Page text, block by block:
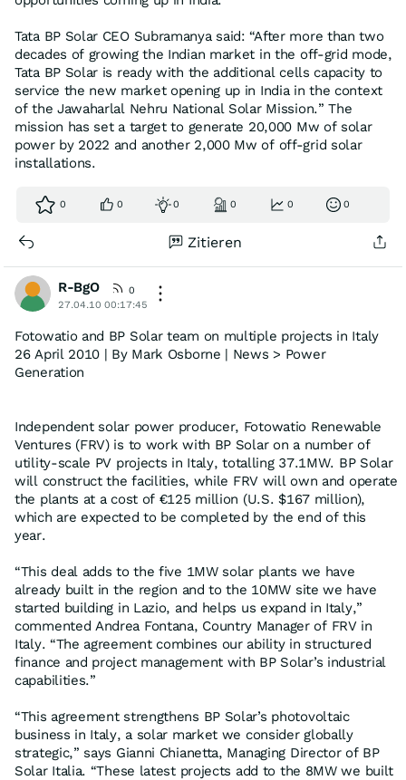
Tata BP Solar CEO Subramanya said: “After more than two
decades of growing the Indian market in the off-grid mode,
Tata BP Solar is ready with the additional cells capacity to
service the new market opening up in India in the context
of the Jawaharlal Nehru National Solar Mission.” The
mission has set a target to generate 20,000 Mw of solar
power by 2022 and another 2,000 Mw of off-grid solar
installations.
0 0 0 0 0 0
Zitieren
R-BgO
0
27.04.10 00:17:45
Fotowatio and BP Solar team on multiple projects in Italy
26 April 2010 | By Mark Osborne | News > Power
Generation
Independent solar power producer, Fotowatio Renewable
Ventures (FRV) is to work with BP Solar on a number of
utility-scale PV projects in Italy, totalling 37.1MW. BP Solar
will construct the facilities, while FRV will own and operate
the plants at a cost of €125 million (U.S. $167 million),
which are expected to be completed by the end of this
year.
“This deal adds to the five 1MW solar plants we have
already built in the region and to the 10MW site we have
started building in Lazio, and helps us expand in Italy,”
commented Andrea Fontana, Country Manager of FRV in
Italy. “The agreement combines our ability in structured
finance and project management with BP Solar’s industrial
capabilities.”
“This agreement strengthens BP Solar’s photovoltaic
business in Italy, a solar market we consider globally
strategic,” says Gianni Chianetta, Managing Director of BP
Solar Italia. “These latest projects add to the 8MW we built